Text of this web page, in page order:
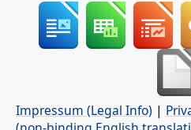
Impressum (Legal Info) |